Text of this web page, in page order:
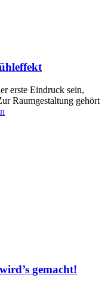
erste Eindruck sein,
Raumgestaltung gehört
gemacht!